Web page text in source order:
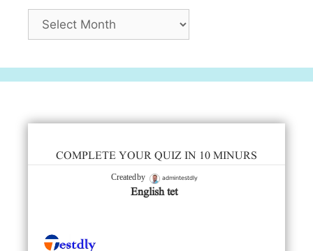
Archives
COMPLETE YOUR QUIZ IN 10 MINURS
Created by admintestdly
English tet